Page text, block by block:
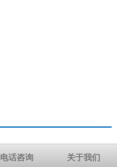
电话咨询 关于我们